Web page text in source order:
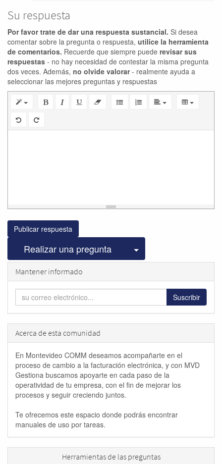
Su respuesta
Por favor trate de dar una respuesta sustancial. Si desea
comentar sobre la pregunta o respuesta, utilice la herramienta
de comentarios. Recuerde que siempre puede revisar sus
respuestas - no hay necesidad de contestar la misma pregunta
dos veces. Además, no olvide valorar- realmente ayuda a
seleccionar las mejores preguntas y respuestas
Publicar respuesta
Realizar una pregunta Seleccionar
Mantener informado
Suscribir
Acerca de esta comunidad
En Montevideo COMM deseamos acompañarte en el
proceso de cambio a la facturación electrónica, y con MVD
Gestiona buscamos apoyarte en cada paso de la
operatividad de tu empresa, con el fin de mejorar los
procesos y seguir creciendo juntos.
Te ofrecemos este espacio donde podrás encontrar
manuales de uso por tareas.
Herramientas de las preguntas